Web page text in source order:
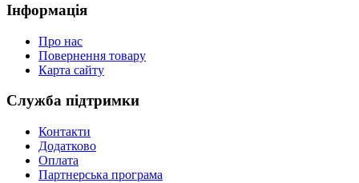
Інформація
Про нас
Повернення товару
Карта сайту
Служба підтримки
Контакти
Додатково
Оплата
Партнерська програма